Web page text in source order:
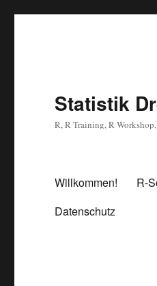
Statistik
R, R Training, R
Willkommen! R-
Datenschutz